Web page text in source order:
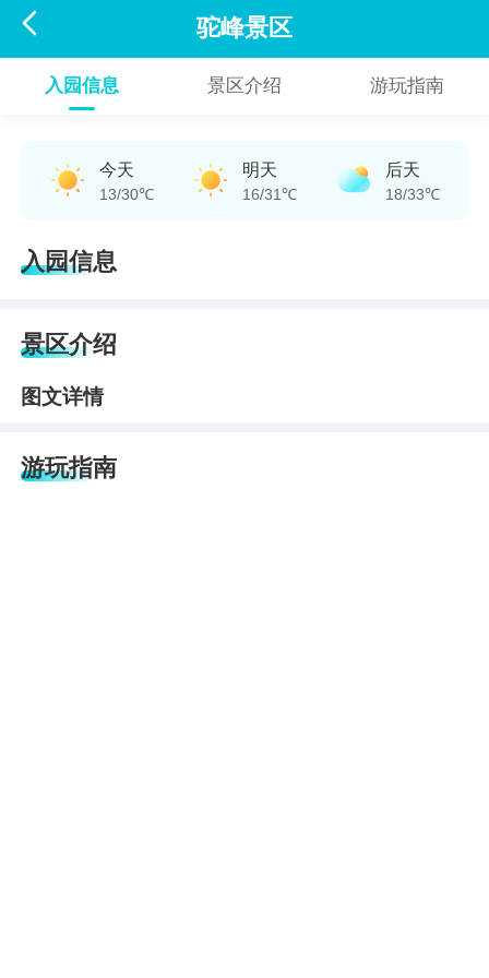
 驼峰景区
入园信息 景区介绍 游玩指南
今天
13/30℃
明天
16/31℃
后天
18/33℃
入园信息
景区介绍
图文详情
游玩指南